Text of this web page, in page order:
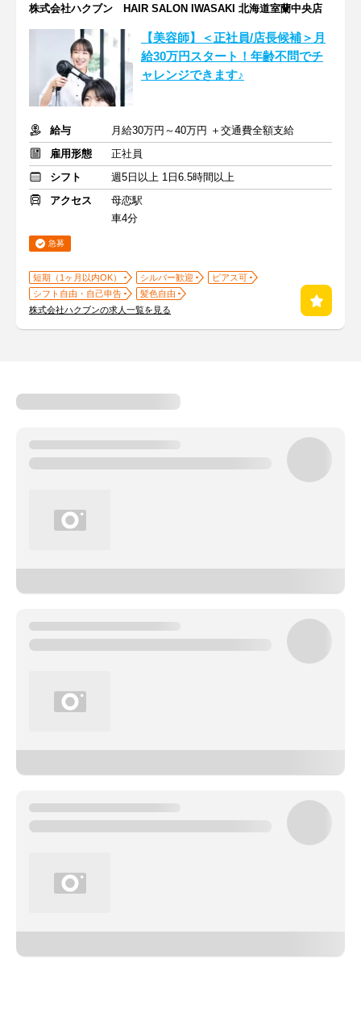
株式会社ハクブン HAIR SALON IWASAKI 北海道室蘭中央店
【美容師】＜正社員/店長候補＞月
給30万円スタート！年齢不問でチ
ャレンジできます♪
給与
月給30万円～40万円 ＋交通費全額支給
雇用形態
正社員
シフト
週5日以上 1日6.5時間以上
アクセス
母恋駅
車4分
急募
短期（1ヶ月以内OK） シルバー歓迎
ピアス可
シフト自由・自己申告
髪色自由
株式会社ハクブンの求人一覧を見る